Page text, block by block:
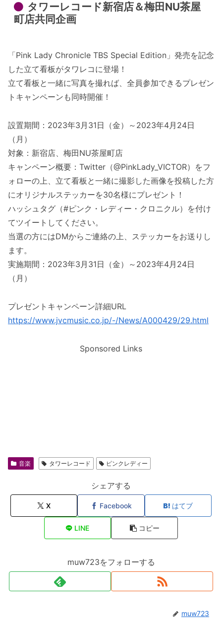
タワーレコード新宿店＆梅田NU茶屋
町店共同企画
「Pink Lady Chronicle TBS Special Edition」発売を記念
した立て看板がタワレコに登場！
立て看板と一緒に写真を撮れば、全員参加できるプレゼン
トキャンペーンも同時開催！
設置期間：2023年3月31日（金）～2023年4月24日
（月）
対象：新宿店、梅田NU茶屋町店
キャンペーン概要：Twitter（@PinkLady_VICTOR）をフ
ォローの上、立て看板と一緒に撮影した画像を投稿した方
にオリジナルステッカーを30名様にプレゼント！
ハッシュタグ（#ピンク・レディー・クロニクル）を付け
てツイートしてください。
当選の方にはDMからご連絡の上、ステッカーをお送りし
ます。
実施期間：2023年3月31日（金）～2023年4月24日
（月）
プレゼントキャンペーン詳細URL
https://www.jvcmusic.co.jp/-/News/A000429/29.html
Sponsored Links
音楽 タワーレコード ピンクレディー
シェアする
X Facebook はてブ
LINE コピー
muw723をフォローする
muw723